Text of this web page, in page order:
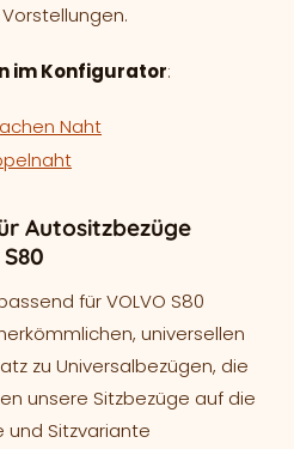
im Konfigurator:
Naht
Autositzbezüge
für VOLVO S80
universellen
zu Universalbezügen, die
unsere Sitzbezüge auf die
und Sitzvariante